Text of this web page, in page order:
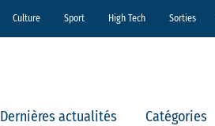
Culture Sport High Tech Sorties
Dernières actualités Catégories